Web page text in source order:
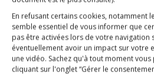
En refusant certains cookies, notamment
semble essentiel de vous informer que
pas être activées lors de votre navigation
éventuellement avoir un impact sur votre
une vidéo. Sachez qu'à tout moment
cliquant sur l'onglet “Gérer le
Qui sommes-nous ?